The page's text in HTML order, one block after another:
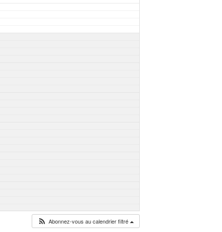
Abonnez-vous au calendrier filtré